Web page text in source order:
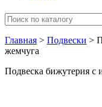
Главная > Подвески >
жемчуга
Подвеска бижутерия с